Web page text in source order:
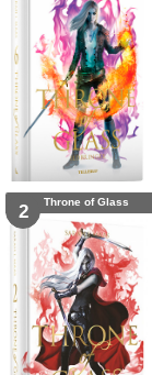
2 Throne of Glass